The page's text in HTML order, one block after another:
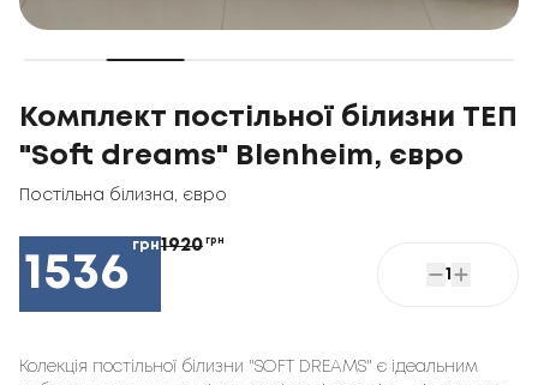
Комплект постільної білизни ТЕП
"Soft dreams" Blenheim, євро
Постільна білизна євро
1536
грн1920 грн
1
Колекція постільної білизни "SOFT DREAMS" є ідеальним